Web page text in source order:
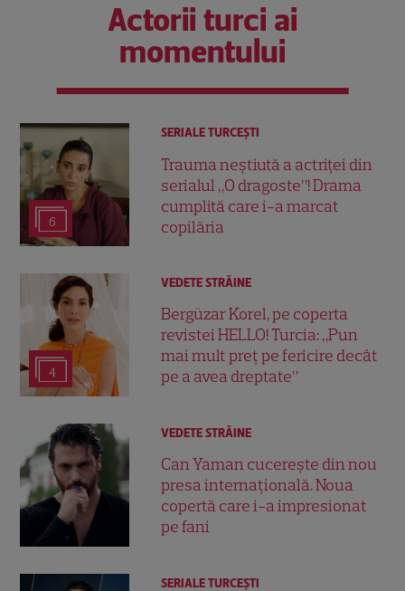
Actorii turci ai
momentului
6
SERIALE TURCEŞTI
Trauma neștiută a actriței din
serialul „O dragoste”! Drama
cumplită care i-a marcat
copilăria
4
VEDETE STRĂINE
Bergüzar Korel, pe coperta
revistei HELLO! Turcia: „Pun
mai mult preț pe fericire decât
pe a avea dreptate”
VEDETE STRĂINE
Can Yaman cucerește din nou
presa internațională. Noua
copertă care i-a impresionat
pe fani
SERIALE TURCEŞTI